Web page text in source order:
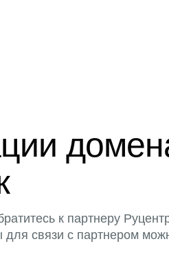
к партнеру
для связи с партнером